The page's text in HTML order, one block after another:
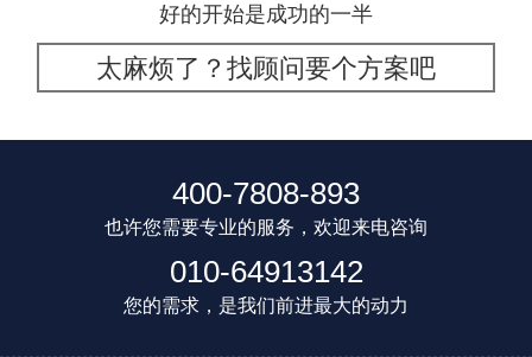
好的开始是成功的一半
太麻烦了？找顾问要个方案吧
400-7808-893
也许您需要专业的服务，欢迎来电咨询
010-64913142
您的需求，是我们前进最大的动力